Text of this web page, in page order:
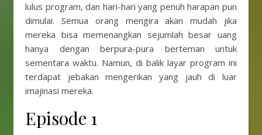
lulus program, dan hari-hari yang penuh harapan pun
dimulai. Semua orang mengira akan mudah jika
mereka bisa memenangkan sejumlah besar uang
hanya dengan berpura-pura berteman untuk
sementara waktu. Namun, di balik layar program ini
terdapat jebakan mengerikan yang jauh di luar
imajinasi mereka.
Episode 1